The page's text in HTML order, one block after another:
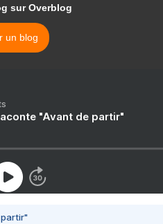
sur Overblog
un blog
"Avant de partir"
partir"